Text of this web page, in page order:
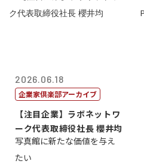
2026.06.18
企業家倶楽部アーカイブ
【注目企業】ラボネットワ
ーク代表取締役社長 櫻井均
写真館に新たな価値を与え
たい